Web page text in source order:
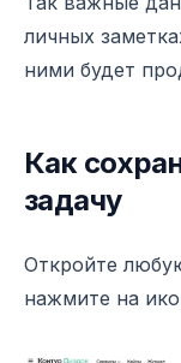
личных
ними будет
Как
задачу
Откройте
нажмите на